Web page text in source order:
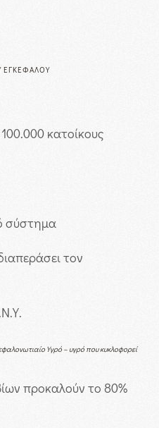
ΕΓΚΕΦΆΛΟΥ
κατοίκους
σύστημα
τον
Υγρό – υγρό που κυκλοφορεί
προκαλούν το 80%